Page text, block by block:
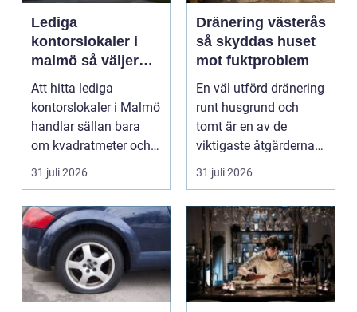
Lediga
kontorslokaler i
malmö så väljer
företag rätt läge
och lokal
Att hitta lediga
kontorslokaler i Malmö
handlar sällan bara
om kvadratmeter och
hyra. För många före...
31 juli 2026
Dränering västerås
så skyddas huset
mot fuktproblem
En väl utförd dränering
runt husgrund och
tomt är en av de
viktigaste åtgärderna
för att undvika fuk...
31 juli 2026